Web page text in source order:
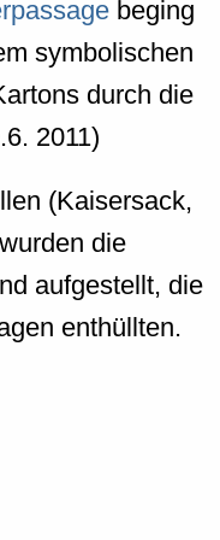
beging
symbolischen
durch die
2011)
(Kaisersack,
die
aufgestellt, die
enthüllten.